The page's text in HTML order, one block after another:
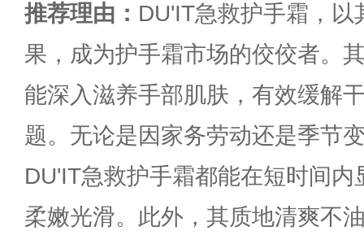
推荐理由： DU'IT急救护手霜，
果，成为护手霜市场的佼佼者。
能深入滋养手部肌肤，有效缓解
题。无论是因家务劳动还是季节
DU'IT急救护手霜都能在短时间
柔嫩光滑。此外，其质地清爽不